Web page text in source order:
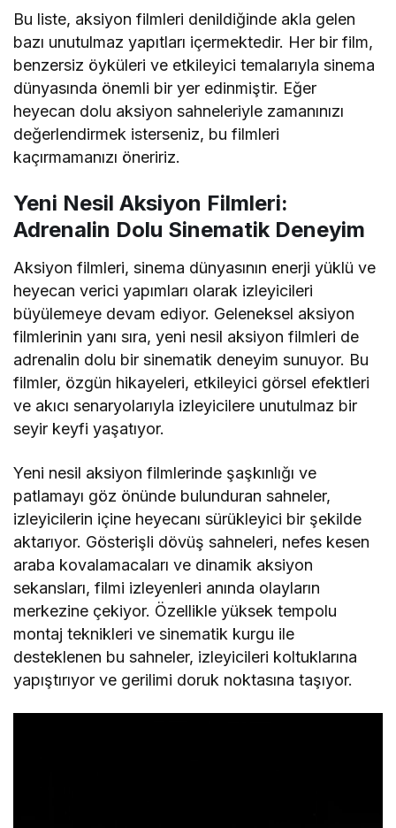
Bu liste, aksiyon filmleri denildiğinde akla gelen
bazı unutulmaz yapıtları içermektedir. Her bir film,
benzersiz öyküleri ve etkileyici temalarıyla sinema
dünyasında önemli bir yer edinmiştir. Eğer
heyecan dolu aksiyon sahneleriyle zamanınızı
değerlendirmek isterseniz, bu filmleri
kaçırmamanızı öneririz.
Yeni Nesil Aksiyon Filmleri:
Adrenalin Dolu Sinematik Deneyim
Aksiyon filmleri, sinema dünyasının enerji yüklü ve
heyecan verici yapımları olarak izleyicileri
büyülemeye devam ediyor. Geleneksel aksiyon
filmlerinin yanı sıra, yeni nesil aksiyon filmleri de
adrenalin dolu bir sinematik deneyim sunuyor. Bu
filmler, özgün hikayeleri, etkileyici görsel efektleri
ve akıcı senaryolarıyla izleyicilere unutulmaz bir
seyir keyfi yaşatıyor.
Yeni nesil aksiyon filmlerinde şaşkınlığı ve
patlamayı göz önünde bulunduran sahneler,
izleyicilerin içine heyecanı sürükleyici bir şekilde
aktarıyor. Gösterişli dövüş sahneleri, nefes kesen
araba kovalamacaları ve dinamik aksiyon
sekansları, filmi izleyenleri anında olayların
merkezine çekiyor. Özellikle yüksek tempolu
montaj teknikleri ve sinematik kurgu ile
desteklenen bu sahneler, izleyicileri koltuklarına
yapıştırıyor ve gerilimi doruk noktasına taşıyor.